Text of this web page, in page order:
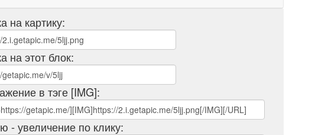
на картику:
на этот блок:
в тэге [IMG]:
- увеличение по клику: